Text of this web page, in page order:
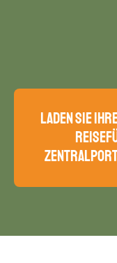
Laden Sie